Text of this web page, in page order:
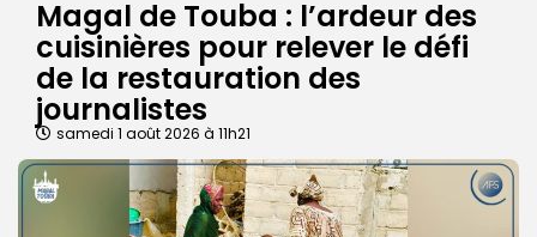
Magal de Touba : l’ardeur des
cuisinières pour relever le défi
de la restauration des
journalistes
samedi 1 août 2026 à 11h21